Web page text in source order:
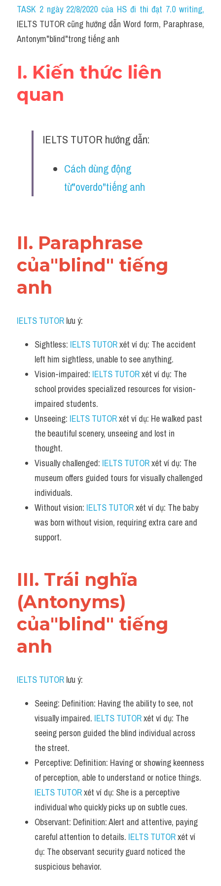
Idiom
Grammar
Word form
Cách dùng từ
Đề thi thật Task 2
TASK 2 ngày 22/8/2020 của HS đi thi đạt 7.0 writing,
IELTS TUTOR cũng hướng dẫn Word form, Paraphrase,
Antonym"blind"trong tiếng anh
I. Kiến thức liên
quan
IELTS TUTOR hướng dẫn:
Cách dùng động
từ"overdo"tiếng anh
II. Paraphrase
của"blind" tiếng
anh
IELTS TUTOR lưu ý:
Sightless: IELTS TUTOR xét ví dụ: The accident
left him sightless, unable to see anything.
Vision-impaired: IELTS TUTOR xét ví dụ: The
school provides specialized resources for vision-
impaired students.
Unseeing: IELTS TUTOR xét ví dụ: He walked past
the beautiful scenery, unseeing and lost in
thought.
Visually challenged: IELTS TUTOR xét ví dụ: The
museum offers guided tours for visually challenged
individuals.
Without vision: IELTS TUTOR xét ví dụ: The baby
was born without vision, requiring extra care and
support.
III. Trái nghĩa
(Antonyms)
của"blind" tiếng
anh
IELTS TUTOR lưu ý:
Seeing: Definition: Having the ability to see, not
visually impaired. IELTS TUTOR xét ví dụ: The
seeing person guided the blind individual across
the street.
Perceptive: Definition: Having or showing keenness
IELTS TUTOR xét ví dụ: She is a perceptive
individual who quickly picks up on subtle cues.
Observant: Definition: Alert and attentive, paying
careful attention to details. IELTS TUTOR xét ví
dụ: The observant security guard noticed the
suspicious behavior.